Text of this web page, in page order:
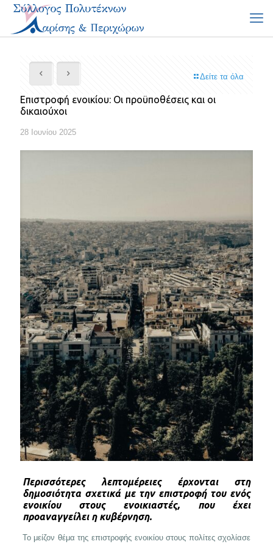
Δείτε τα όλα
Επιστροφή ενοικίου: Οι προϋποθέσεις και οι
δικαιούχοι
28 Ιουνίου 2025
Περισσότερες λεπτομέρειες έρχονται στη
δημοσιότητα σχετικά με την επιστροφή του ενός
ενοικίου στους ενοικιαστές, που έχει
προαναγγείλει η κυβέρνηση.
Το μείζον θέμα της επιστροφής ενοικίου στους πολίτες σχολίασε